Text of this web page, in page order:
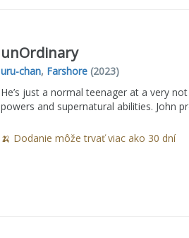
unOrdinary
uru-chan, Farshore(2023)
He’s just a normal teenager at a very
powers and supernatural abilities. John
🍌 Dodanie môže trvať viac ako 30 dní